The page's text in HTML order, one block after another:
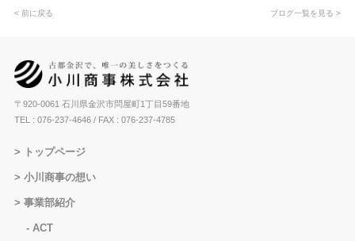
< 前に戻る ブログ一覧を見る >
〒920-0061 石川県金沢市問屋町1丁目59番地
TEL : 076-237-4646/ FAX : 076-237-4785
トップページ
小川商事の想い
事業部紹介
ACT